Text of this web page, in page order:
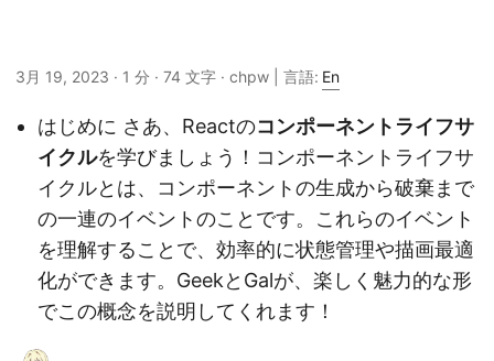
3月 19, 2023 · 1 分 · 74 文字 · chpw | 言語: En
はじめに さあ、Reactのコンポーネントライフサ
イクルを学びましょう！コンポーネントライフサ
イクルとは、コンポーネントの生成から破棄まで
の一連のイベントのことです。これらのイベント
を理解することで、効率的に状態管理や描画最適
化ができます。GeekとGalが、楽しく魅力的な形
でこの概念を説明してくれます！